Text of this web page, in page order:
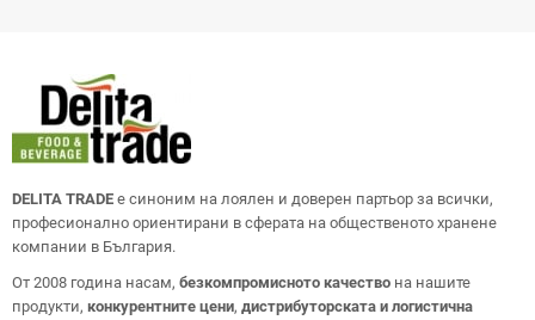
DELITA TRADE е синоним на лоялен и доверен партьор за всички,
професионално ориентирани в сферата на общественото хранене
компании в България.
От 2008 година насам, безкомпромисното качество на нашите
продукти, конкурентните цени, дистрибуторската и логистична